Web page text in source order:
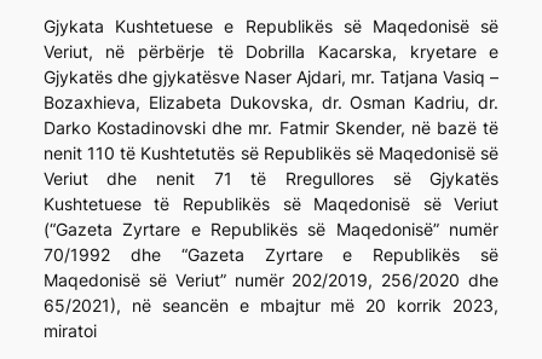
Gjykata Kushtetuese e Republikës së Maqedonisë së
Veriut, në përbërje të Dobrilla Kacarska, kryetare e
Gjykatës dhe gjykatësve Naser Ajdari, mr. Tatjana Vasiq –
Bozaxhieva, Elizabeta Dukovska, dr. Osman Kadriu, dr.
Darko Kostadinovski dhe mr. Fatmir Skender, në bazë të
nenit 110 të Kushtetutës së Republikës së Maqedonisë së
Veriut dhe nenit 71 të Rregullores së Gjykatës
Kushtetuese të Republikës së Maqedonisë së Veriut
(“Gazeta Zyrtare e Republikës së Maqedonisë” numër
70/1992 dhe “Gazeta Zyrtare e Republikës së
Maqedonisë së Veriut” numër 202/2019, 256/2020 dhe
65/2021), në seancën e mbajtur më 20 korrik 2023,
miratoi